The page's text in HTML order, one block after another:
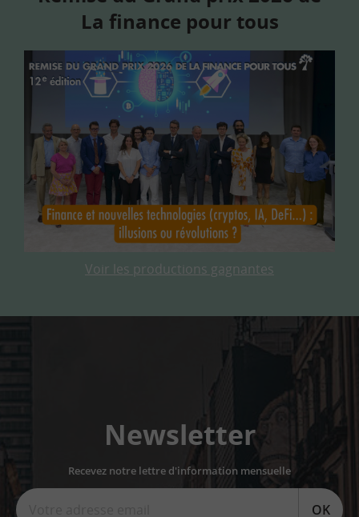
La finance pour tous
Voir les productions gagnantes
Newsletter
Recevez notre lettre d'information mensuelle
OK